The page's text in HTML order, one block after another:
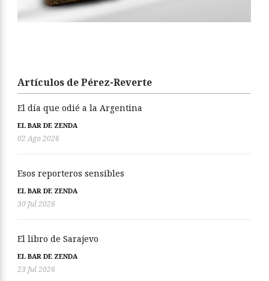
Artículos de Pérez-Reverte
El día que odié a la Argentina
EL BAR DE ZENDA
02 Ago 2026
Esos reporteros sensibles
EL BAR DE ZENDA
30 Jul 2026
El libro de Sarajevo
EL BAR DE ZENDA
23 Jul 2026